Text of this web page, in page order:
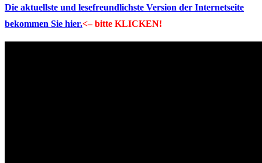
Die aktuellste und lesefreundlichste Version der Internetseite
bekommen Sie hier.<– bitte KLICKEN!